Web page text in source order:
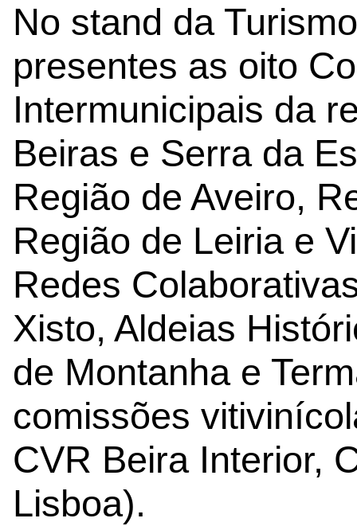
No stand da
presentes as oito
Intermunicipais da
Beiras e Serra da
Região de Aveiro,
Região de Leiria e
Redes
Xisto, Aldeias
de Montanha e
comissões
CVR Beira Interior,
Lisboa).